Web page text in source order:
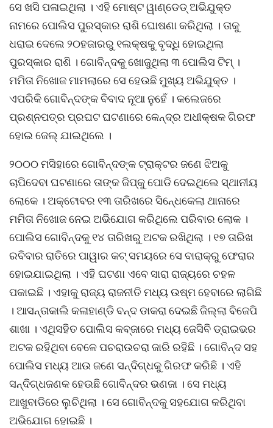
ସେ ଖସି ପଳାଇଥିଲା । ଏହି ମୋଷ୍ଟ ୱାଣ୍ଡେଡ୍ ଅଭିଯୁକ୍ତ
ନାମରେ ପୋଲିସ ପୁରସ୍କାର ରାଶି ଘୋଷଣା କରିଥିଲା । ତାକୁ
ଧରାଇ ଦେଲେ ୨୦ହଜାରରୁ ୧ଲକ୍ଷକୁ ବୃଦ୍ଧି ହୋଇଥିଲା
ପୁରସ୍କାର ରାଶି । ଗୋବିନ୍ଦକୁ ଖୋଜୁଥିଲା ୩ ପୋଲିସ ଟିମ୍ ।
ମମିତା ନିଖୋଜ ମାମଲାରେ ସେ ହେଉଛି ମୁଖ୍ୟ ଅଭିଯୁକ୍ତ ।
ଏପରିକି ଗୋବିନ୍ଦଙ୍କ ବିବାଦ ନୂଆ ନୁହେଁ । କଲେଜରେ
ପ୍ରଶ୍ନପତ୍ର ପ୍ରଘଟ ଘଟଣାରେ କେନ୍ଦ୍ର ଅଧୀକ୍ଷକ ଗିରଫ
ହୋଇ ଜେଲ୍ ଯାଇଥିଲେ ।
୨୦୦୦ ମସିହାରେ ଗୋବିନ୍ଦଙ୍କ ଟ୍ରାକ୍ଟର ଜଣେ ଝିଅକୁ
ଚାପିଦେବା ଘଟଣାରେ ତାଙ୍କ ଜିପ୍କୁ ପୋଡି ଦେଇଥିଲେ ସ୍ଥାନୀୟ
ଲୋକେ । ଅକ୍ଟୋବର ୧୩ ତାରିଖରେ ସିନେ୍ଧକେଲା ଥାନାରେ
ମମିତା ନିଖୋଜ ନେଇ ଅଭିଯୋଗ କରିଥିଲେ ପରିବାର ଲୋକ ।
ପୋଲିସ ଗୋବିନ୍ଦକୁ ୧୪ ତାରିଖରୁ ଅଟକ ରଖିଥିଲା । ୧୭ ତାରିଖ
ରବିବାର ରାତିରେ ପାୱାର କଟ୍ ସମୟରେ ସେ ବାରାକ୍ରୁ ଫେରାର
ହୋଇଯାଇଥିଲା । ଏହି ଘଟଣା ଏବେ ସାରା ରାଜ୍ୟରେ ଚହଳ
ପକାଇଛି । ଏହାକୁ ରାଜ୍ୟ ରାଜନୀତି ମଧ୍ୟ ଉଷ୍ମ ହେବାରେ ଲାଗିଛି
। ଆସନ୍ତାକାଲି କଳାହାଣ୍ଡି ବନ୍ଦ ଡାକରା ଦେଇଛି ଜିଲ୍ଲା ବିଜେପି
ଶାଖା । ଏଥିସହିତ ପୋଲିସ କବ୍ଜାରେ ମଧ୍ୟ ଜେସିବି ଡ୍ରାଇଭର
ଅଟକ ରହିଥିବା ବେଳେ ପଚରାଉଚରା ଜାରି ରହିଛି । ଗୋବିନ୍ଦ ସହ
ପୋଲିସ ମଧ୍ୟ ଆଉ ଜଣେ ସନ୍ଦିଗ୍ଧକୁ ଗିରଫ କରିଛି । ଏହି
ସନ୍ଦିଗ୍ଧଜଣକ ହେଉଛି ଗୋବିନ୍ଦର ଭଣଜା । ସେ ମଧ୍ୟ
ଆଖୁବାଡିରେ ଲୁଚିଥିଲା । ସେ ଗୋବିନ୍ଦକୁ ସହଯୋଗ କରିଥିବା
ଅଭିଯୋଗ ହୋଇଛି ।